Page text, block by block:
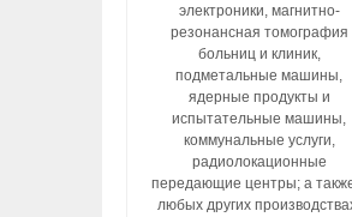
электроники, магнитно-
резонансная томография
больниц и клиник,
подметальные машины,
ядерные продукты и
испытательные машины,
коммунальные услуги,
радиолокационные
передающие центры; а
любых других